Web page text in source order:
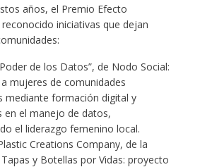
años, el Premio Efecto
reconocido iniciativas que dejan
de los Datos”, de Nodo Social:
mujeres de comunidades
mediante formación digital y
en el manejo de datos,
el liderazgo femenino local.
Creations Company, de la
y Botellas por Vidas: proyecto